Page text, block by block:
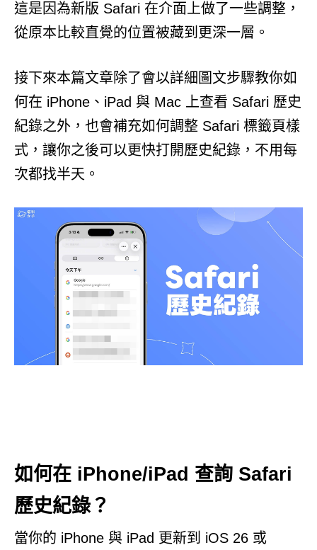
這是因為新版 Safari 在介面上做了一些調整，
從原本比較直覺的位置被藏到更深一層。
接下來本篇文章除了會以詳細圖文步驟教你如
何在 iPhone、iPad 與 Mac 上查看 Safari 歷史
紀錄之外，也會補充如何調整 Safari 標籤頁樣
式，讓你之後可以更快打開歷史紀錄，不用每
次都找半天。
如何在 iPhone/iPad 查詢 Safari
歷史紀錄？
當你的 iPhone 與 iPad 更新到 iOS 26 或